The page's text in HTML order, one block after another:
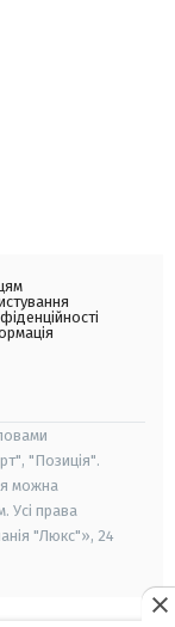
"Позиція".
можна
Усі права
"Люкс"», 24